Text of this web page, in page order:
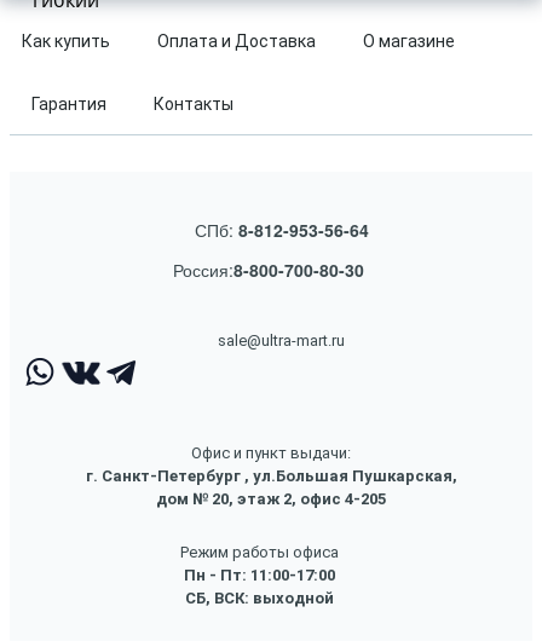
Как купить Оплата и Доставка О магазине
Гарантия Контакты
СПб: 8-812-953-56-64
Россия:8-800-700-80-30
sale@ultra-mart.ru
Офис и пункт выдачи:
г. Санкт-Петербург , ул.Большая Пушкарская,
дом № 20, этаж 2, офис 4-205
Режим работы офиса
Пн - Пт: 11:00-17:00
СБ, ВСК: выходной